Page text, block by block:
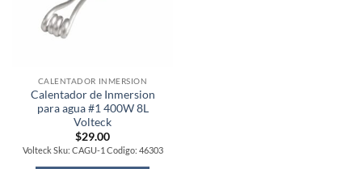
CALENTADOR INMERSION
Calentador de Inmersion
para agua #1 400W 8L
Volteck
$29.00
Volteck Sku: CAGU-1 Codigo: 46303